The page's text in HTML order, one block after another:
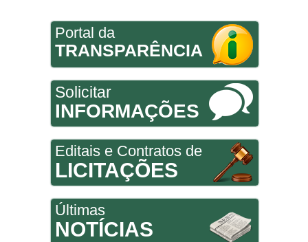
Portal da
TRANSPARÊNCIA
Solicitar
INFORMAÇÕES
Editais e Contratos de
LICITAÇÕES
Últimas
NOTÍCIAS